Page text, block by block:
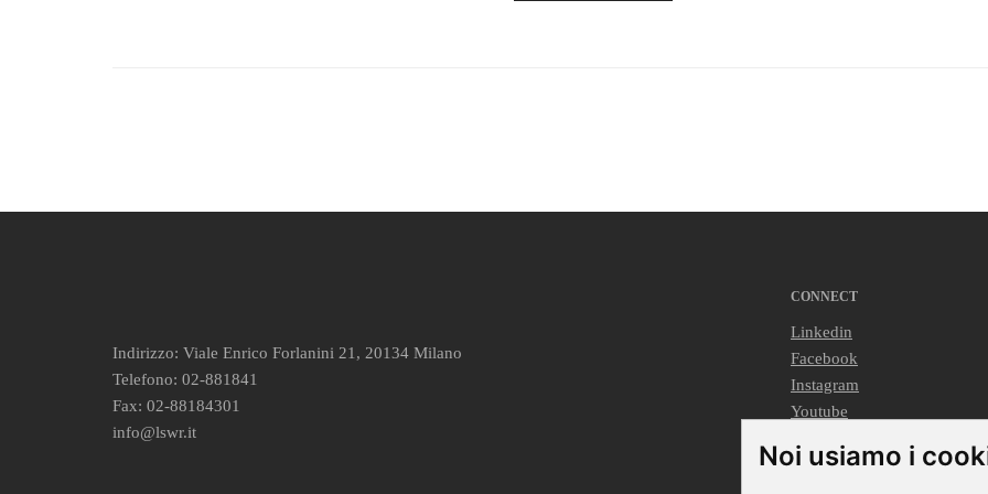
Noi usiamo i
Indirizzo: Viale Enrico Forlanini 21, 20134 Milano
Telefono: 02-881841
Fax: 02-88184301
info@lswr.it
CONNECT
Linkedin
Facebook
Instagram
Youtube